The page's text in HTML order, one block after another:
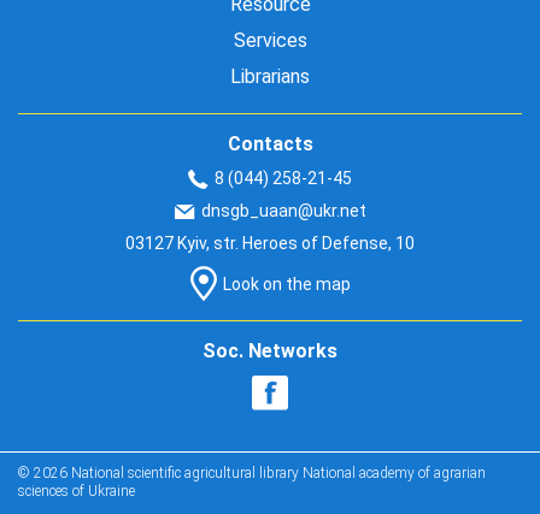
Services
Librarians
Contacts
8 (044) 258-21-45
dnsgb_uaan@ukr.net
03127 Kyiv, str. Heroes of Defense, 10
Look on the map
Soc. Networks
© 2026 National scientific agricultural library National academy of agrarian
sciences of Ukraine